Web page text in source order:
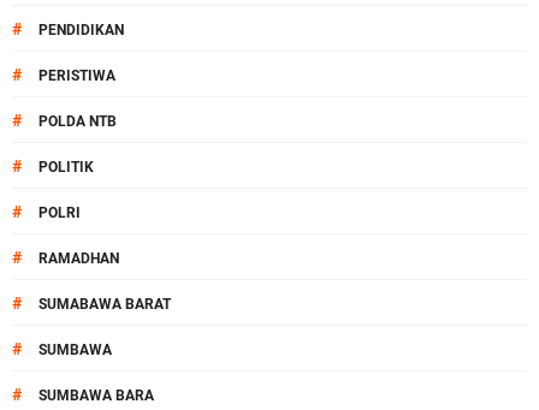
# PENDIDIKAN
# PERISTIWA
# POLDA NTB
# POLITIK
# POLRI
# RAMADHAN
# SUMABAWA BARAT
# SUMBAWA
# SUMBAWA BARA